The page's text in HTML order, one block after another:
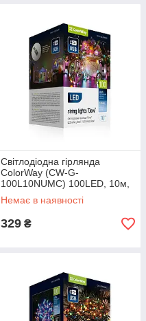
Світлодіодна гірлянда
ColorWay (CW-G-
100L10NUMC) 100LED, 10м,
8 функцій, різнокольорова
USB
Немає в наявності
329 ₴